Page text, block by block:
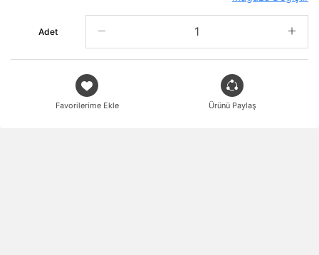
Adet
Favorilerime Ekle Ürünü Paylaş